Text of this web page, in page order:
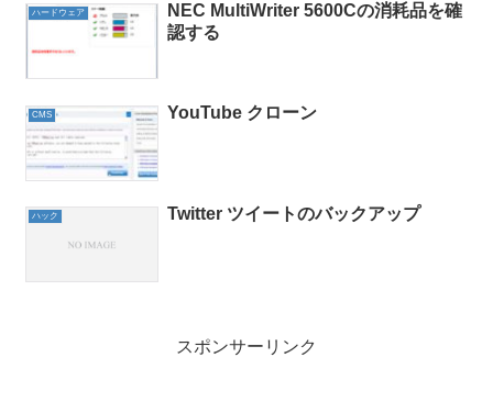
ハードウェア
NEC MultiWriter 5600Cの消耗品を確
認する
CMS YouTube クローン
ハック Twitter ツイートのバックアップ
スポンサーリンク